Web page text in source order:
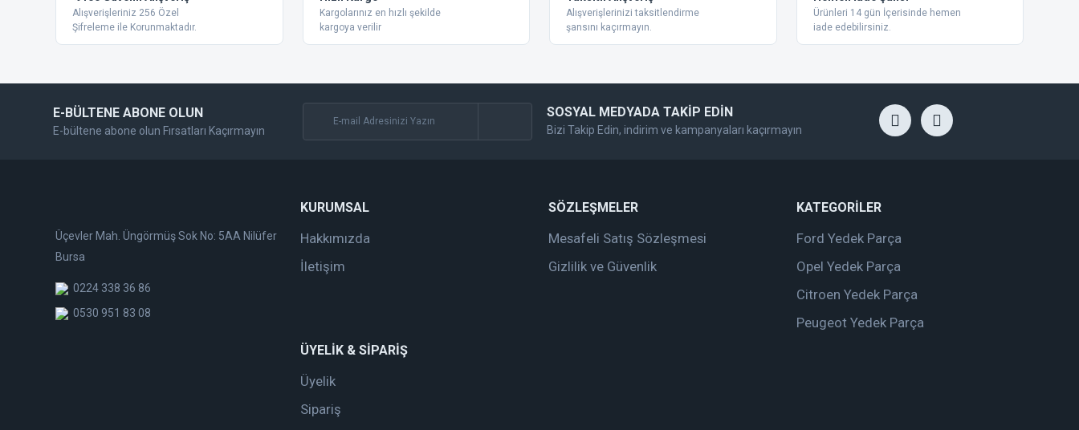
Alışverişleriniz 256 Özel
Şifreleme ile Korunmaktadır.
Kargolarınız en hızlı şekilde
kargoya verilir
Alışverişlerinizi taksitlendirme
şansını kaçırmayın.
Ürünleri 14 gün İçerisinde hemen
iade edebilirsiniz.
E-BÜLTENE ABONE OLUN
E-bültene abone olun Fırsatları Kaçırmayın
SOSYAL MEDYADA TAKİP EDİN
Bizi Takip Edin, indirim ve kampanyaları kaçırmayın
Üçevler Mah. Üngörmüş Sok No: 5AA Nilüfer
Bursa
0224 338 36 86
0530 951 83 08
KURUMSAL
Hakkımızda
İletişim
SÖZLEŞMELER
Mesafeli Satış Sözleşmesi
Gizlilik ve Güvenlik
KATEGORİLER
Ford Yedek Parça
Opel Yedek Parça
Citroen Yedek Parça
Peugeot Yedek Parça
ÜYELİK & SİPARİŞ
Üyelik
Sipariş